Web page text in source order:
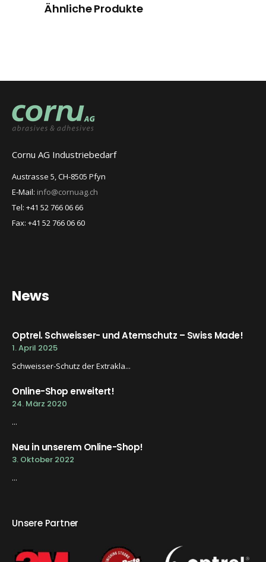
Ähnliche Produkte
Cornu AG Industriebedarf
Austrasse 5, CH-8505 Pfyn
E-Mail: info@cornuag.ch
Tel: +41 52 766 06 66
Fax: +41 52 766 06 60
News
Optrel. Schweisser- und Atemschutz – Swiss Made!
1. April 2025
Schweisser-Schutz der Extrakla...
Online-Shop erweitert!
24. März 2020
...
Neu in unserem Online-Shop!
3. Oktober 2022
...
Unsere Partner